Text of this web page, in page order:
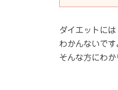
ダイエットには
わかんないです
そんな方にわか